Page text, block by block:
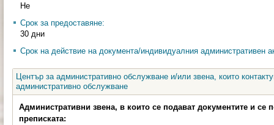
Не
Срок за предоставяне:
30 дни
Срок на действие на документа/индивидуалния административен
Център за административно обслужване и/или звена, които
административно обслужване
Административни звена, в които се подават документите и се
преписката: